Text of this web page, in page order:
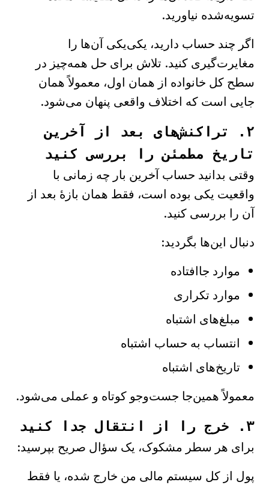
تسویه‌شده نیاورید.
اگر چند حساب دارید، یکی‌یکی آن‌ها را
مغایرت‌گیری کنید. تلاش برای حل همه‌چیز در
سطح کل خانواده از همان اول، معمولاً همان
جایی است که اختلاف واقعی پنهان می‌شود.
۲. تراکنش‌های بعد از آخرین
تاریخ مطمئن را بررسی کنید
وقتی بدانید حساب آخرین بار چه زمانی با
واقعیت یکی بوده است، فقط همان بازهٔ بعد از
آن را بررسی کنید.
دنبال این‌ها بگردید:
موارد جاافتاده
موارد تکراری
مبلغ‌های اشتباه
انتساب به حساب اشتباه
تاریخ‌های اشتباه
معمولاً همین‌جا جست‌وجو کوتاه و عملی می‌شود.
۳. خرج را از انتقال جدا کنید
برای هر سطر مشکوک، یک سؤال صریح بپرسید:
پول از کل سیستم مالی من خارج شده، یا فقط